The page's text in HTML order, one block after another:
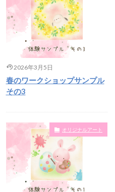
2026年3月5日
春のワークショップサンプル
その3
オリジナルアート